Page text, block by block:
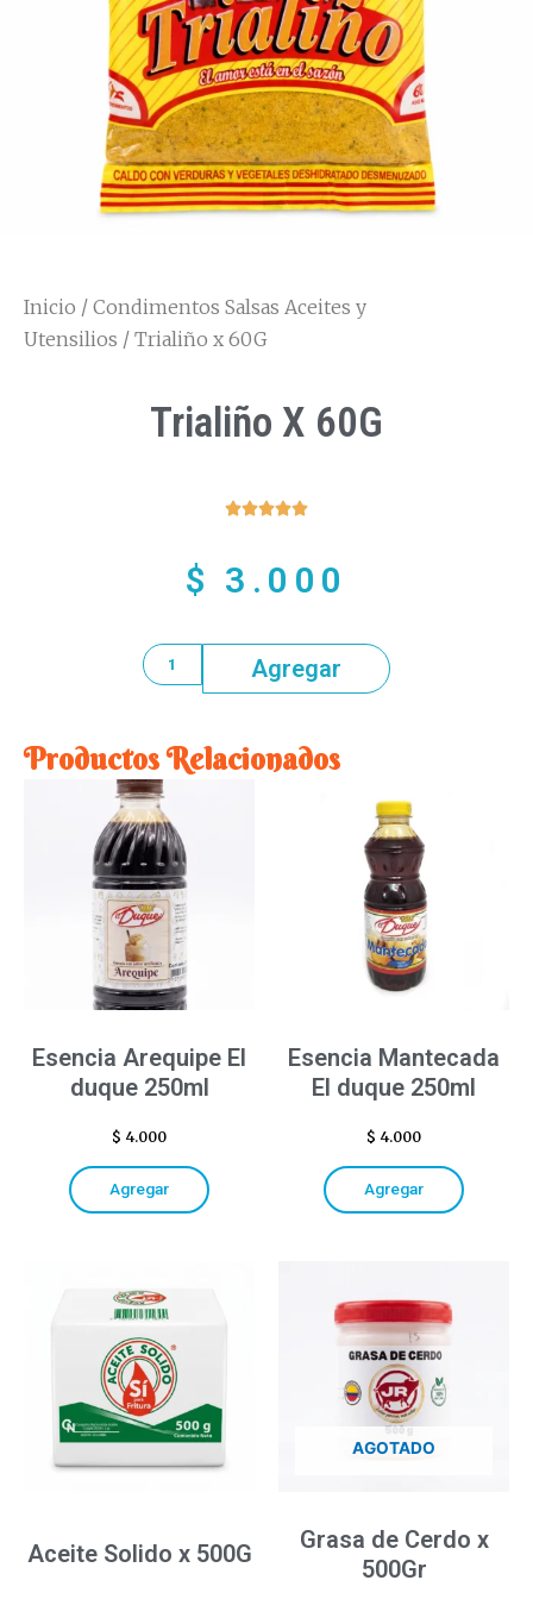
Inicio / Condimentos Salsas Aceites y
Utensilios / Trialiño x 60G
Trialiño X 60G

$ 3.000
Agregar
Productos Relacionados
Esencia Arequipe El
duque 250ml
$ 4.000
Agregar
Esencia Mantecada
El duque 250ml
$ 4.000
Agregar
Aceite Solido x 500G
AGOTADO
Grasa de Cerdo x
500Gr